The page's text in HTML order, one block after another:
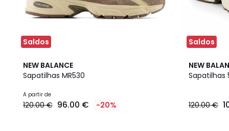
Saldos
NEW BALANCE
Sapatilhas MR530
A partir de
120.00 € 96.00 € -20%
4,7
/ 5
2
Cores
Saldos
NEW
Sapatilhas
120.00 €
4,7
/ 5